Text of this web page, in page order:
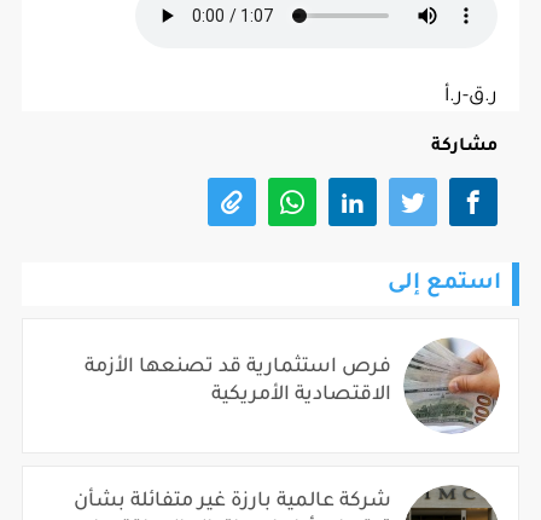
ر.ق-ر.أ
مشاركة
استمع إلى
فرص استثمارية قد تصنعها الأزمة
الاقتصادية الأمريكية
شركة عالمية بارزة غير متفائلة بشأن